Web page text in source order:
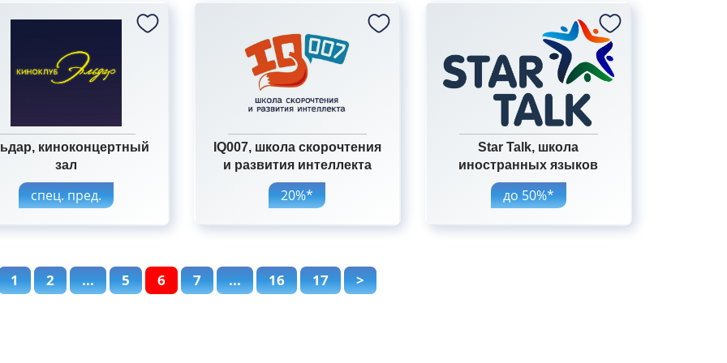
киноконцертный
зал
спец. пред.
IQ007, школа скорочтения
и развития интеллекта
20%*
Star Talk, школа
иностранных языков
до 50%*
1 2 ... 5 6 7 ... 16 17 >